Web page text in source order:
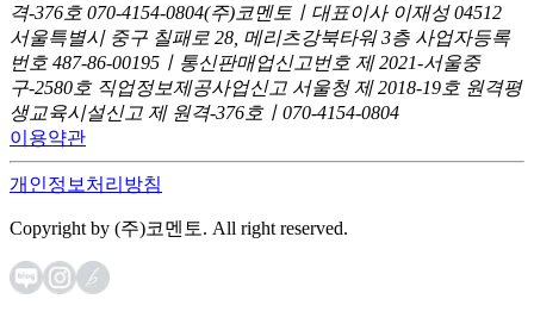
격-376호 070-4154-0804(주)코멘토ㅣ대표이사 이재성 04512
서울특별시 중구 칠패로 28, 메리츠강북타워 3층 사업자등록
번호 487-86-00195ㅣ통신판매업신고번호 제 2021-서울중
구-2580호 직업정보제공사업신고 서울청 제 2018-19호 원격평
생교육시설신고 제 원격-376호ㅣ070-4154-0804
이용약관
개인정보처리방침
Copyright by (주)코멘토. All right reserved.